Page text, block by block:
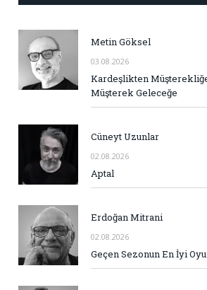
Metin Göksel
03.08.2026
Kardeşlikten
Müşterek Geleceğe
Cüneyt Uzunlar
02.08.2026
Aptal
Erdoğan Mitrani
02.08.2026
Geçen Sezonun En İyi